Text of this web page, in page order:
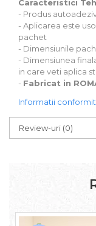
Stickere tip tablou
Caracteristici
- Produs
- Aplicarea este
pachet
- Dimensiunile
- Dimensiunea
in care veti aplica
- Fabricat in
Informatii
Review-uri (0)